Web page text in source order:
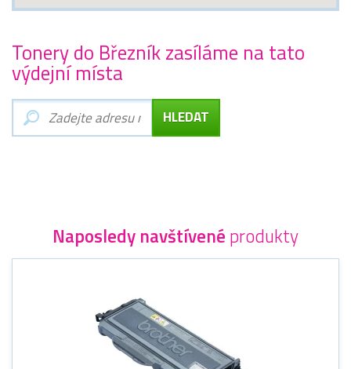
Tonery do Březník zasíláme na tato
výdejní místa
Naposledy navštívené produkty